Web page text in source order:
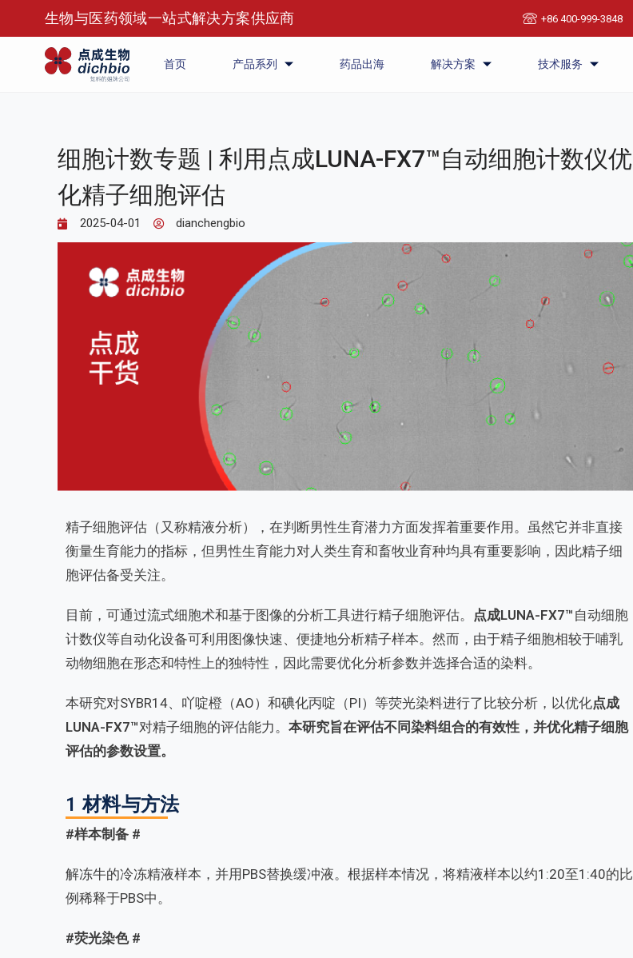
生物与医药领域一站式解决方案供应商 +86 400-999-3848
首页 产品系列 药品出海 解决方案 技术服务
细胞计数专题 | 利用点成LUNA-FX7™自动细胞计数仪优
化精子细胞评估
2025-04-01 dianchengbio
精子细胞评估（又称精液分析），在判断男性生育潜力方面发挥着重要作用。虽然它并非直接
衡量生育能力的指标，但男性生育能力对人类生育和畜牧业育种均具有重要影响，因此精子细
胞评估备受关注。
目前，可通过流式细胞术和基于图像的分析工具进行精子细胞评估。 点成LUNA-FX7™ 自动细胞
计数仪等自动化设备可利用图像快速、便捷地分析精子样本。然而，由于精子细胞相较于哺乳
动物细胞在形态和特性上的独特性，因此需要优化分析参数并选择合适的染料。
本研究对SYBR14、 吖啶橙 （AO）和碘化丙啶（PI）等荧光染料进行了比较分析，以优化点成
LUNA-FX7™对精子细胞的评估能力。 本研究旨在评估不同染料组合的有效性，并优化精子细胞
评估的参数设置。
1 材料与方法
#样本制备 #
解冻牛的冷冻精液样本，并用PBS替换缓冲液。根据样本情况，将精液样本以约1:20至1:40的比
例稀释于PBS中。
#荧光染色 #